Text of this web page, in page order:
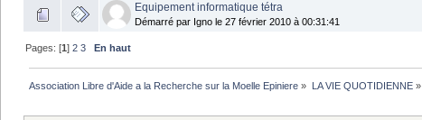
Equipement informatique tétra
Démarré par Igno le 27 février 2010 à 00:31:41
Pages: [1]2 3 En haut
Association Libre d'Aide a la Recherche sur la Moelle Epiniere » LA VIE QUOTIDIENNE»